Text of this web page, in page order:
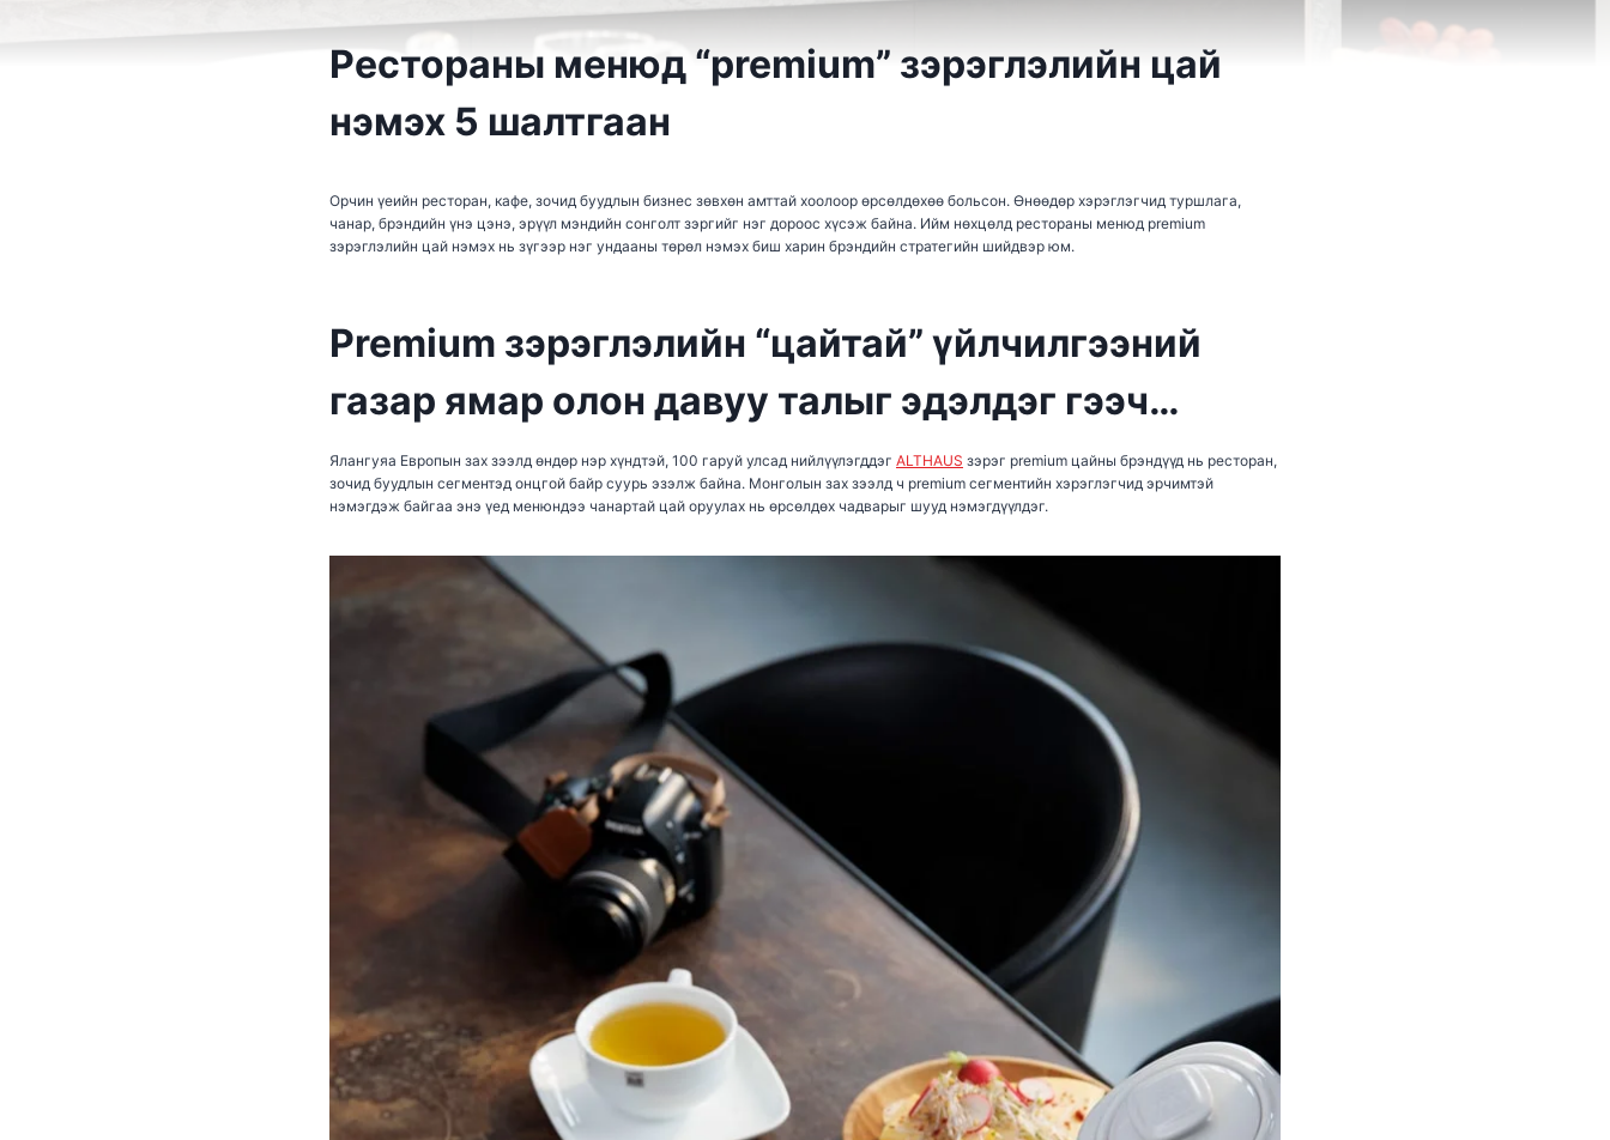
Рестораны менюд “premium” зэрэглэлийн цай
нэмэх 5 шалтгаан
Орчин үеийн ресторан, кафе, зочид буудлын бизнес зөвхөн амттай хоолоор өрсөлдөхөө больсон. Өнөөдөр хэрэглэгчид туршлага,
чанар, брэндийн үнэ цэнэ, эрүүл мэндийн сонголт зэргийг нэг дороос хүсэж байна. Ийм нөхцөлд рестораны менюд premium
зэрэглэлийн цай нэмэх нь зүгээр нэг ундааны төрөл нэмэх биш харин брэндийн стратегийн шийдвэр юм.
Premium зэрэглэлийн “цайтай” үйлчилгээний
газар ямар олон давуу талыг эдэлдэг гээч…
Ялангуяа Европын зах зээлд өндөр нэр хүндтэй, 100 гаруй улсад нийлүүлэгддэг ALTHAUS зэрэг premium цайны брэндүүд нь ресторан,
зочид буудлын сегментэд онцгой байр суурь эзэлж байна. Монголын зах зээлд ч premium сегментийн хэрэглэгчид эрчимтэй
нэмэгдэж байгаа энэ үед менюндээ чанартай цай оруулах нь өрсөлдөх чадварыг шууд нэмэгдүүлдэг.